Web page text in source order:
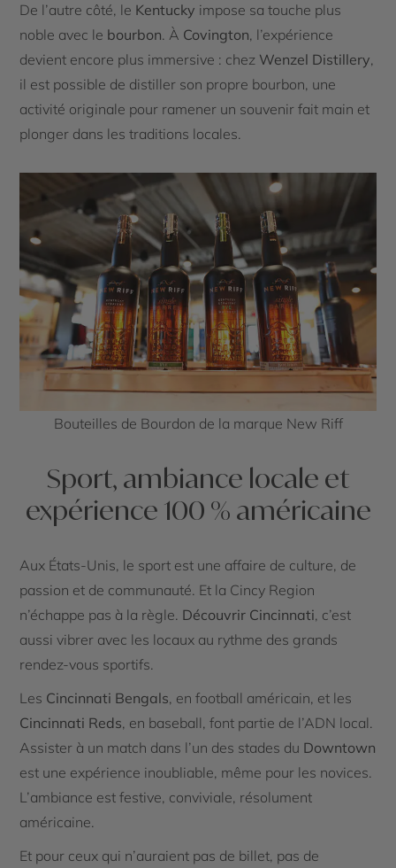
De l’autre côté, le Kentucky impose sa touche plus
noble avec le bourbon. À Covington, l’expérience
devient encore plus immersive : chez Wenzel Distillery,
il est possible de distiller son propre bourbon, une
activité originale pour ramener un souvenir fait main et
plonger dans les traditions locales.
Bouteilles de Bourdon de la marque New Riff
Sport, ambiance locale et
expérience 100 % américaine
Aux États-Unis, le sport est une affaire de culture, de
passion et de communauté. Et la Cincy Region
n’échappe pas à la règle. Découvrir Cincinnati, c’est
aussi vibrer avec les locaux au rythme des grands
rendez-vous sportifs.
Les Cincinnati Bengals, en football américain, et les
Cincinnati Reds, en baseball, font partie de l’ADN local.
Assister à un match dans l’un des stades du Downtown
est une expérience inoubliable, même pour les novices.
L’ambiance est festive, conviviale, résolument
américaine.
Et pour ceux qui n’auraient pas de billet, pas de